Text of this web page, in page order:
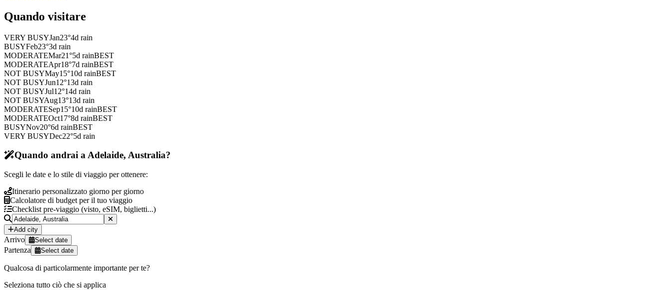
Quando visitare
VERY BUSYJan23°4d rain
BUSYFeb23°3d rain
MODERATEMar21°5d rainBEST
MODERATEApr18°7d rainBEST
NOT BUSYMay15°10d rainBEST
NOT BUSYJun12°13d rain
NOT BUSYJul12°14d rain
NOT BUSYAug13°13d rain
MODERATESep15°10d rainBEST
MODERATEOct17°8d rainBEST
BUSYNov20°6d rainBEST
VERY BUSYDec22°5d rain
Quando andrai a Adelaide, Australia?
Scegli le date e lo stile di viaggio per ottenere:
Itinerario personalizzato giorno per giorno
Calcolatore di budget per il tuo viaggio
Checklist pre-viaggio (visto, eSIM, biglietti...)
Add city
Arrivo Select date
Partenza Select date
Qualcosa di particolarmente importante per te?
Seleziona tutto ciò che si applica